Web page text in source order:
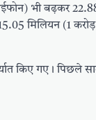
भी बढ़कर
मिलियन (1 करोड़
किए गए। पिछले